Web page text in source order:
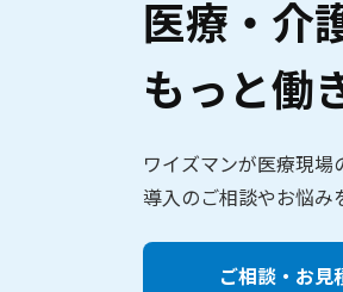
医療・介
もっと働
ワイズマンが医療現場
導入のご相談やお悩み
ご相談・お見